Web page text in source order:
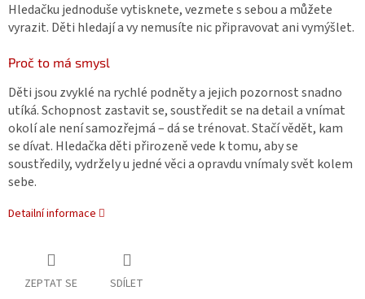
Hledačku jednoduše vytisknete, vezmete s sebou a můžete
vyrazit. Děti hledají a vy nemusíte nic připravovat ani vymýšlet.
Proč to má smysl
Děti jsou zvyklé na rychlé podněty a jejich pozornost snadno
utíká. Schopnost zastavit se, soustředit se na detail a vnímat
okolí ale není samozřejmá – dá se trénovat. Stačí vědět, kam
se dívat. Hledačka děti přirozeně vede k tomu, aby se
soustředily, vydržely u jedné věci a opravdu vnímaly svět kolem
sebe.
Detailní informace
ZEPTAT SE SDÍLET